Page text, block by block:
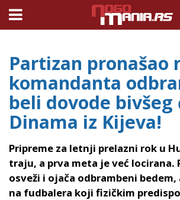
Partizan pronašao
komandanta
beli dovode bivšeg
Dinama iz Kijeva!
Pripreme za letnji prelazni rok u
traju, a prva meta je već locirana.
osveži i ojača odbrambeni bedem,
na fudbalera koji fizičkim